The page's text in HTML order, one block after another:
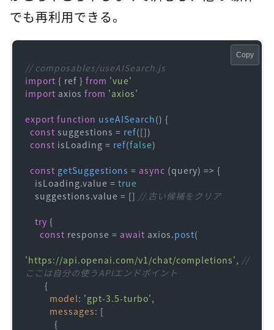
でも再利用できる。
// composables/useAISearch.js
import { ref } from 'vue'
import axios from 'axios'
export function useAISearch() {
const suggestions = ref([])
const isLoading = ref(false)
const getSuggestions = async (query) => {
    isLoading.
value = true
    suggestions.
value = [] // 古い候補をクリア
try {
const response = await axios.post(
'https://api.openai.com/v1/chat/completions', //
ここは自分の使うAPIエンドポイント
model: 'gpt-3.5-turbo',
messages: [
Copy